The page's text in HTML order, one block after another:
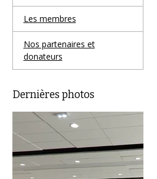
Les membres
Nos partenaires et
donateurs
Dernières photos